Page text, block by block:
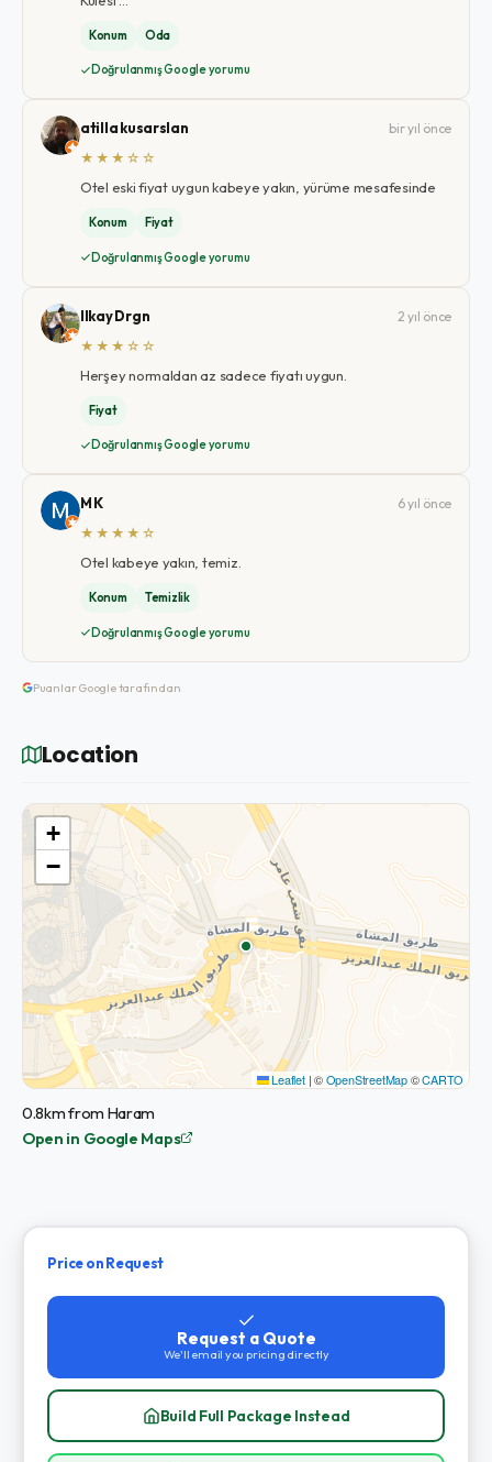
Konum Oda
Doğrulanmış Google yorumu
atilla kusarslan
bir yıl önce
★★★☆☆
Otel eski fiyat uygun kabeye yakın, yürüme mesafesinde
Konum Fiyat
Doğrulanmış Google yorumu
Ilkay Drgn
2 yıl önce
★★★☆☆
Herşey normaldan az sadece fiyatı uygun.
Fiyat
Doğrulanmış Google yorumu
M K
6 yıl önce
★★★★☆
Otel kabeye yakın, temiz.
Konum Temizlik
Doğrulanmış Google yorumu
Puanlar Google tarafından
Location
+
−
Leaflet |©OpenStreetMap©CARTO
0.8km from Haram
Open in Google Maps
Price on Request
Request a Quote
We'll email you pricing directly
Build Full Package Instead